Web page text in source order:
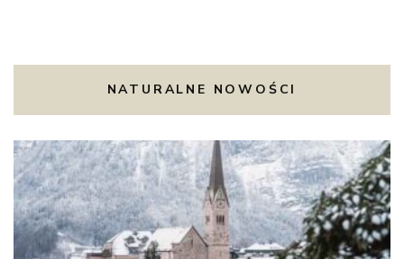
NATURALNE NOWOŚCI